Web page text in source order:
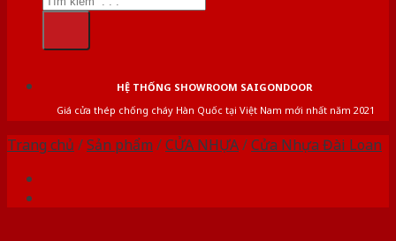
HỆ THỐNG SHOWROOM SAIGONDOOR
Giá cửa thép chống cháy Hàn Quốc tại Việt Nam mới nhất năm 2021
Trang chủ /Sản phẩm /CỬA NHỰA/Cửa Nhựa Đài Loan